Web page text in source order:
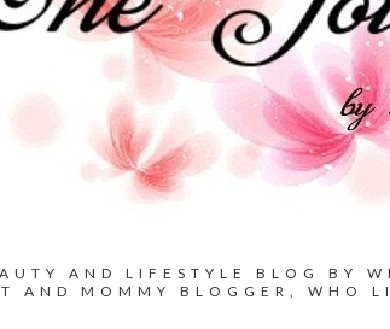
AND LIFESTYLE BLOG BY
AND MOMMY BLOGGER, WHO